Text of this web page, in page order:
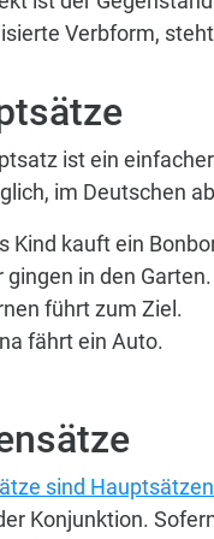
Verbform,
ist ein
im Deutschen
Kind kauft ein
gingen in den Garten.
führt zum Ziel.
fährt ein Auto.
sind
Konjunktion.